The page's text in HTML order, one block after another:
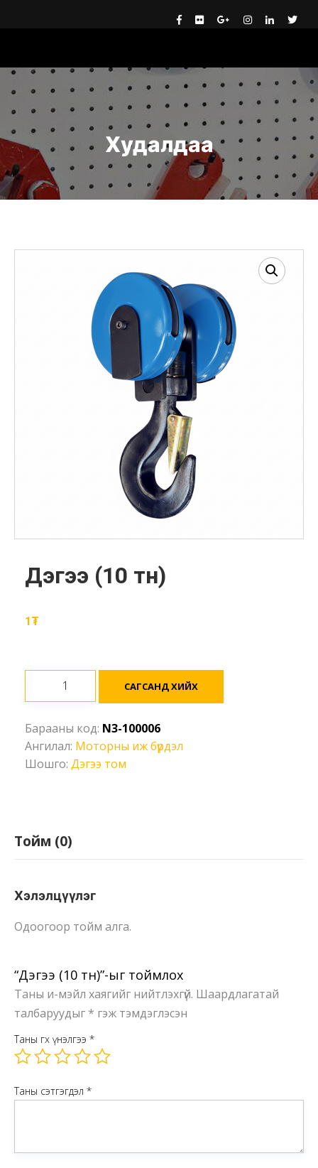
Худалдаа
Дэгээ (10 тн)
1₮
Ширхэг
САГСАНД ХИЙХ
Барааны код: N3-100006
Ангилал: Моторны иж бүрдэл
Шошго: Дэгээ том
Тойм (0)
Хэлэлцүүлэг
Одоогоор тойм алга.
“Дэгээ (10 тн)”-ыг тоймлох
Таны и-мэйл хаягийг нийтлэхгүй. Шаардлагатай
талбаруудыг * гэж тэмдэглэсэн
Таны өгөх үнэлгээ *
Таны сэтгэгдэл *